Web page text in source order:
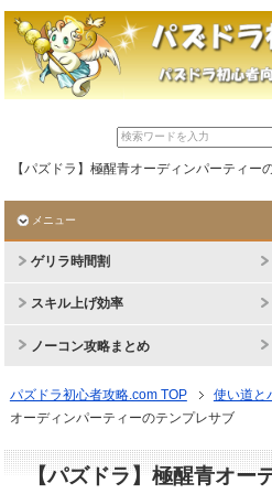
【パズドラ】極醒青オーディンパーティー
メニュー
ゲリラ時間割
スキル上げ効率
ノーコン攻略まとめ
パズドラ初心者攻略.com TOP 使い道と
オーディンパーティーのテンプレサブ
【パズドラ】極醒青オー